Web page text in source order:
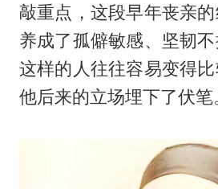
敲重点，这段早年丧亲
养成了孤僻敏感、坚韧
这样的人往往容易变得
他后来的立场埋下了伏笔